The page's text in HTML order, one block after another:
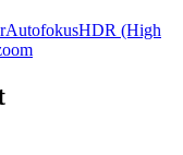
AutofokusHDR (High